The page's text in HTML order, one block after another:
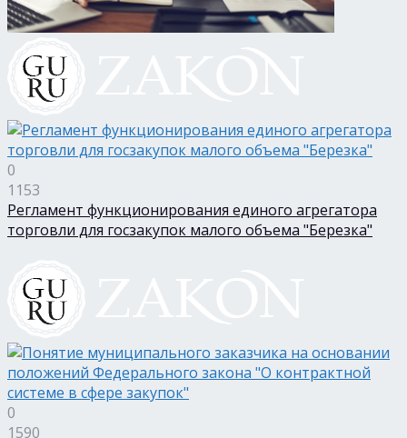
0
1153
Регламент функционирования единого агрегатора
торговли для госзакупок малого объема "Березка"
0
1590